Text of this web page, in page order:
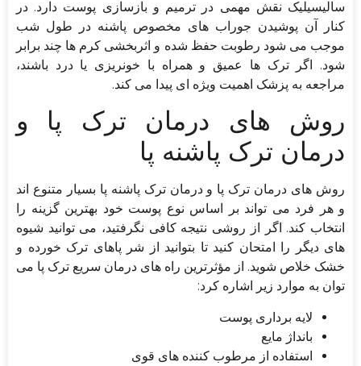
سالیسیلیک نقش مهمی در ترمیم و بازسازی پوست دارد. در
کنار آن پوشیدن جوراب های مخصوص پاشنه در طول شب
موجب می شود رطوبت حفظ شده و اثربخشی کرم ها چند برابر
شود. اگر ترک ها عمیق و همراه با خونریزی یا درد باشند،
مراجعه به پزشک اهمیت ویژه ای پیدا می کند.
روش های درمان ترک پا و
درمان ترک پاشنه پا
روش های درمان ترک پا و درمان ترک پاشنه پا بسیار متنوع اند
و هر فرد می تواند بر اساس نوع پوست خود بهترین گزینه را
انتخاب کند. اگر از روشی نتیجه کافی نگرفتید، می توانید شیوه
های دیگر را امتحان کنید تا بتوانید از شر پاهای ترک خورده و
خشک خلاص شوید. از مؤثرترین راه های درمان سریع ترک پا می
توان به موارد زیر اشاره کرد:
لایه برداری پوست
بانداژ مایع
استفاده از مرطوب کننده های قوی